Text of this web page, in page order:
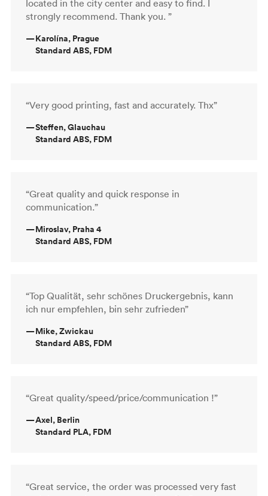
located in the city center and easy to find. I
strongly recommend. Thank you. ”
—Karolína, Prague
Standard ABS, FDM
“Very good printing, fast and accurately. Thx”
—Steffen, Glauchau
Standard ABS, FDM
“Great quality and quick response in
communication.”
—Miroslav, Praha 4
Standard ABS, FDM
“Top Qualität, sehr schönes Druckergebnis, kann
ich nur empfehlen, bin sehr zufrieden”
—Mike, Zwickau
Standard ABS, FDM
“Great quality/speed/price/communication !”
—Axel, Berlin
Standard PLA, FDM
“Great service, the order was processed very fast